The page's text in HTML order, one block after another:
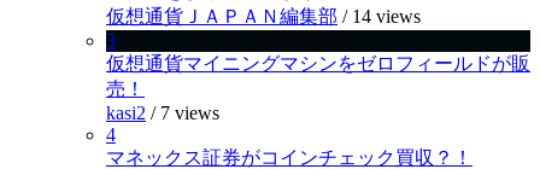
仮想通貨ＪＡＰＡＮ編集部 / 14 views
3
仮想通貨マイニングマシンをゼロフィールドが販
売！
kasi2 / 7 views
4
マネックス証券がコインチェック買収？！